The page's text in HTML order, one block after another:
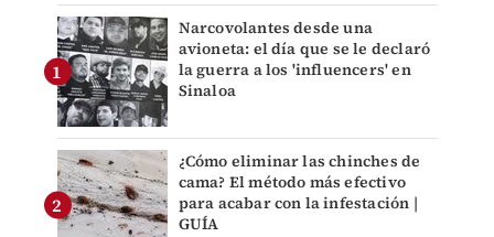
Narcovolantes desde una
avioneta: el día que se le declaró
la guerra a los 'influencers' en
Sinaloa
¿Cómo eliminar las chinches de
cama? El método más efectivo
para acabar con la infestación |
GUÍA